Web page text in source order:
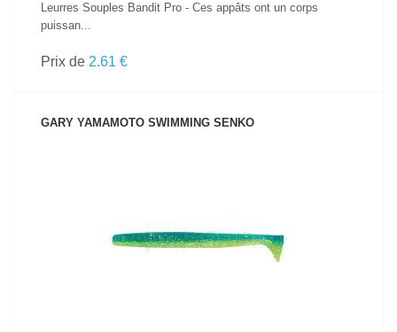
Leurres Souples Bandit Pro - Ces appâts ont un corps
puissan...
Prix de 2.61 €
GARY YAMAMOTO SWIMMING SENKO